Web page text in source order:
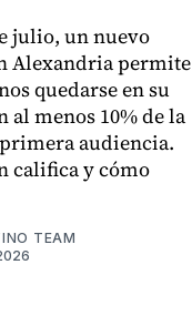
julio, un nuevo
Alexandria permite
quedarse en su
al menos 10% de la
audiencia.
califica y cómo
TEAM